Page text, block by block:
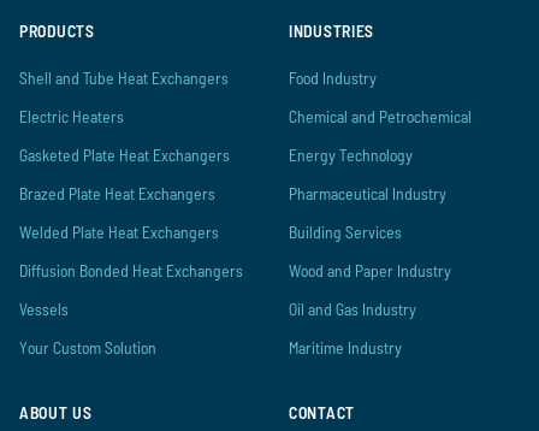
PRODUCTS
Shell and Tube Heat Exchangers
Electric Heaters
Gasketed Plate Heat Exchangers
Brazed Plate Heat Exchangers
Welded Plate Heat Exchangers
Diffusion Bonded Heat Exchangers
Vessels
Your Custom Solution
INDUSTRIES
Food Industry
Chemical and Petrochemical
Energy Technology
Pharmaceutical Industry
Building Services
Wood and Paper Industry
Oil and Gas Industry
Maritime Industry
ABOUT US CONTACT